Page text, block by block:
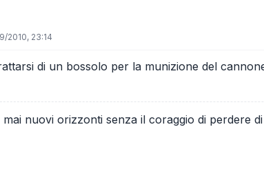
2010, 23:14
di un bossolo per la munizione del
nuovi orizzonti senza il coraggio di perdere